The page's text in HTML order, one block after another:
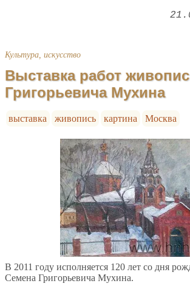
Культура, искусство
Выставка работ
Григорьевича Мухина
выставка живопись картина Москва
В 2011 году исполняется 120 лет со дня
Семена Григорьевича Мухина.